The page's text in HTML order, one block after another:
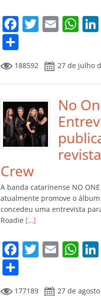
F
e
b
o
o
k
T
itt
er
E
l
W
s
A
p
p
o
m
p
ar
til
h
ar
188592 27 de julho
No
Crew
A banda catarinense NO ONE
atualmente promove o álbum
concedeu uma entrevista
Roadie […]
F T
itt
E W
o
177189 27 de